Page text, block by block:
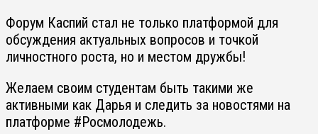
Форум Каспий стал не только платформой для
обсуждения актуальных вопросов и точкой
личностного роста, но и местом дружбы!
Желаем своим студентам быть такими же
активными как Дарья и следить за новостями на
платформе #Росмолодежь.